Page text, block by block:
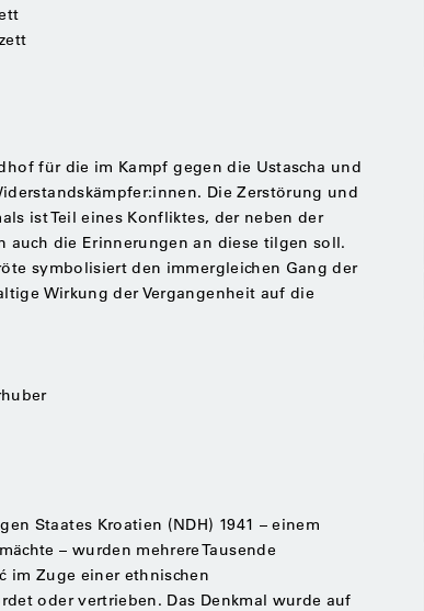
für die im Kampf gegen die Ustascha und
Die Zerstörung und
ist Teil eines Konfliktes, der neben der
auch die Erinnerungen an diese tilgen soll.
symbolisiert den immergleichen Gang der
Wirkung der Vergangenheit auf die
Staates Kroatien (NDH) 1941 – einem
– wurden mehrere Tausende
im Zuge einer ethnischen
oder vertrieben. Das Denkmal wurde auf